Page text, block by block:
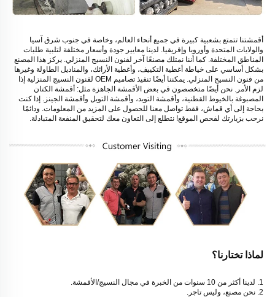
نرحب بزيارتك لفحص الموقع! نتطلع إلى التعاون معك لتحقيق المنفعة المتبادلة.
لماذا تختارنا؟
1. لدينا أكثر من 10 سنوات من الخبرة في مجال النسيج/الأقمشة.
2. نحن مصنع، وليس تاجر.